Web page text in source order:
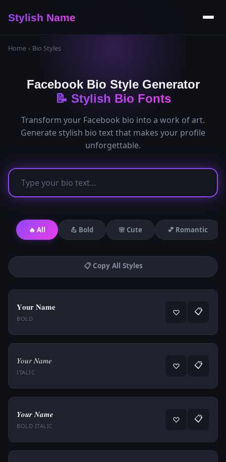
Stylish Name
Home › Bio Styles
Facebook Bio Style Generator
📝 Stylish Bio Fonts
Transform your Facebook bio into a work of art.
Generate stylish bio text that makes your profile
unforgettable.
🔥 All 💪 Bold 🌸 Cute 💕 Romantic
📋 Copy All Styles
𝐘𝐨𝐮𝐫 𝐍𝐚𝐦𝐞
BOLD
♡ 📋
𝑌𝑜𝑢𝑟 𝑁𝑎𝑚𝑒
ITALIC
♡ 📋
𝒀𝒐𝒖𝒓 𝑵𝒂𝒎𝒆
BOLD ITALIC
♡ 📋